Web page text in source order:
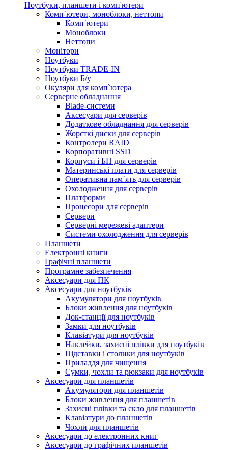
Ноутбуки, планшети і комп'ютери
Комп`ютери, моноблоки, неттопи
Комп`ютери
Моноблоки
Неттопи
Монітори
Ноутбуки
Ноутбуки TRADE-IN
Ноутбуки Б/у
Окуляри для комп`ютера
Серверне обладнання
Blade-системи
Аксесуари для серверів
Додаткове обладнання для серверів
Жорсткі диски для серверів
Контролери RAID
Корпоративні SSD
Корпуси і БП для серверів
Материнські плати для серверів
Оперативна пам`ять для серверів
Охолодження для серверів
Платформи
Процесори для серверів
Сервери
Серверні мережеві адаптери
Системи охолодження для серверів
Планшети
Електронні книги
Графічні планшети
Програмне забезпечення
Аксесуари для ПК
Аксесуари для ноутбуків
Акумулятори для ноутбуків
Блоки живлення для ноутбуків
Док-станції для ноутбуків
Замки для ноутбуків
Клавіатури для ноутбуків
Наклейки, захисні плівки для ноутбуків
Підставки і столики для ноутбуків
Приладдя для чищення
Сумки, чохли та рюкзаки для ноутбуків
Аксесуари для планшетів
Акумулятори для планшетів
Блоки живлення для планшетів
Захисні плівки та скло для планшетів
Клавіатури до планшетів
Чохли для планшетів
Аксесуари до електронних книг
Аксесуари дo графічних планшетів